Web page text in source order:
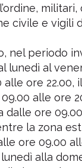
militari,
civile e vigili
nel periodo
lunedì al
alle ore 22.00,
alle ore
dalle ore
la zona
ore 09.00
alla